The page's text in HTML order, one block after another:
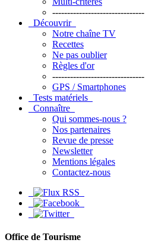
-------------------------------
Découvrir
Notre chaîne TV
Recettes
Ne pas oublier
Règles d'or
-------------------------------
GPS / Smartphones
Tests matériels
Connaître
Qui sommes-nous ?
Nos partenaires
Revue de presse
Newsletter
Mentions légales
Contactez-nous
Office de Tourisme